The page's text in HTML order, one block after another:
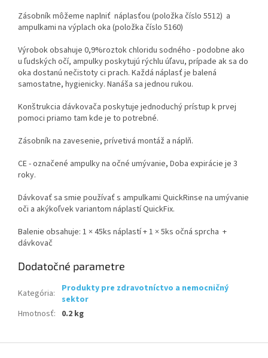
Zásobník môžeme naplniť náplasťou (položka číslo 5512) a
ampulkami na výplach oka (položka číslo 5160)
Výrobok obsahuje 0,9%roztok chloridu sodného - podobne ako
u ľudských očí, ampulky poskytujú rýchlu úľavu, prípade ak sa do
oka dostanú nečistoty ci prach. Každá náplasť je balená
samostatne, hygienicky. Nanáša sa jednou rukou.
Konštrukcia dávkovača poskytuje jednoduchý prístup k prvej
pomoci priamo tam kde je to potrebné.
Zásobník na zavesenie, prívetivá montáž a náplň.
CE - označené ampulky na očné umývanie, Doba expirácie je 3
roky.
Dávkovať sa smie používať s ampulkami QuickRinse na umývanie
oči a akýkoľvek variantom náplastí QuickFix.
Balenie obsahuje: 1 × 45ks náplastí + 1 × 5ks očná sprcha +
dávkovač
Dodatočné parametre
Kategória:
Produkty pre zdravotníctvo a nemocničný
sektor
Hmotnosť: 0.2 kg